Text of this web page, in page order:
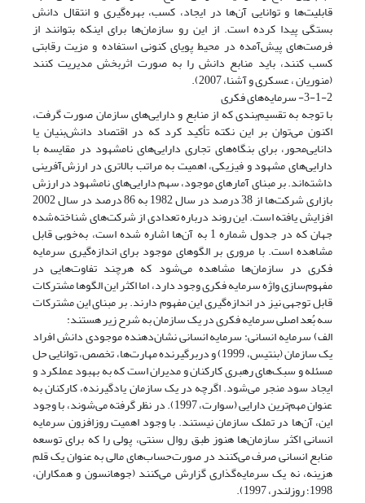
قابلیت‌ها و توانایی آن‌ها در ایجاد، کسب، بهره‌گیری و انتقال دانش
بستگی پیدا کرده است. از این رو سازمان‌ها برای اینکه بتوانند از
فرصت‌های پیش‌آمده در محیط پویای کنونی استفاده و مزیت رقابتی
کسب کنند، باید منابع دانش را به صورت اثربخش مدیریت کنند
(منوریان ، عسکری و آشنا، 2007).
3-1-2- سرمایه‌های فکری
با توجه به تقسیم‌بندی که از منابع و دارایی‌های سازمان صورت گرفت،
اکنون می‌توان بر این نکته تأکید کرد که در اقتصاد دانش‌بنیان یا
دانایی‌محور، برای بنگاه‌های تجاری دارایی‌های نامشهود در مقایسه با
دارایی‌های مشهود و فیزیکی، اهمیت به مراتب بالاتری در ارزش‌آفرینی
داشته‌اند. بر مبنای آمارهای موجود، سهم دارایی‌های نامشهود در ارزش
بازاری شرکت‌ها از 38 درصد در سال 1982 به 86 درصد در سال 2002
افزایش یافته است. این روند درباره تعدادی از شرکت‌های شناخته‌شده
جهان که در جدول شماره 1 به آن‌ها اشاره شده است، به‌خوبی قابل
مشاهده است. با مروری بر الگو‌های موجود برای اندازه‌گیری سرمایه
فکری در سازمان‌ها مشاهده می‌شود که هرچند تفاوت‌هایی در
مفهوم‌سازی واژه سرمایه فکری وجود دارد، اما اکثر این الگو‌ها مشترکات
قابل توجهی نیز در اندازه‌گیری این مفهوم دارند. بر مبنای این مشترکات
سه بُعد اصلی سرمایه فکری در یک سازمان به شرح زیر هستند:
الف) سرمایه انسانی: سرمایه انسانی نشان‌دهنده موجودی دانش افراد
یک سازمان (بنتیس، 1999) و دربرگیرنده مهارت‌ها، ‌تخصص، توانایی حل
مسئله و سبک‌های رهبری کارکنان و مدیران است که به بهبود عملکرد‌ و
ایجاد سود منجر می‌شود. اگرچه در یک سازمان یادگیرنده، کارکنان به
عنوان مهم‌ترین دارایی (سوارت، 1997). در نظر گرفته می‌شوند، با وجود
این، آن‌ها در تملک سازمان نیستند. با وجود اهمیت روزافزون سرمایه
انسانی اکثر سازمان‌ها هنوز طبق روال سنتی، پولی را که برای توسعه
منابع انسانی صرف می‌کنند در صورت‌حساب‌های مالی به عنوان یک قلم
هزینه، نه یک سرمایه‌گذاری گزارش می‌کنند (جوهانسون و همکاران،
1998؛ روزلندر، 1997).